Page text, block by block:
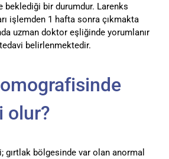
beklediği bir durumdur. Larenks
işlemden 1 hafta sonra çıkmakta
uzman doktor eşliğinde yorumlanır
belirlenmektedir.
olur?
gırtlak bölgesinde var olan anormal